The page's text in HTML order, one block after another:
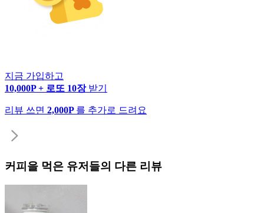
지금 가입하고
10,000P + 로또 10장 받기
리뷰 쓰면 2,000P 를 추가로 드려요
커피 을 먹은 유저들의 다른 리뷰